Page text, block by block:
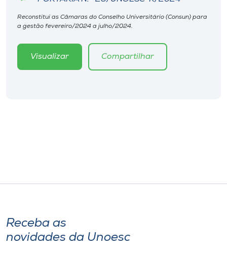
Rádio
A+
Reconstitui as Câmaras do Conselho Universitário (Consun) para
a gestão fevereiro/2024 a julho/2024.
Visualizar Compartilhar
Receba as
novidades da Unoesc